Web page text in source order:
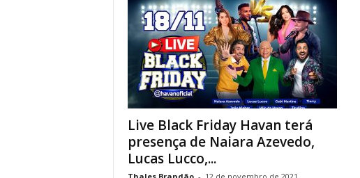
Live Black Friday Havan terá
presença de Naiara Azevedo,
Lucas Lucco,...